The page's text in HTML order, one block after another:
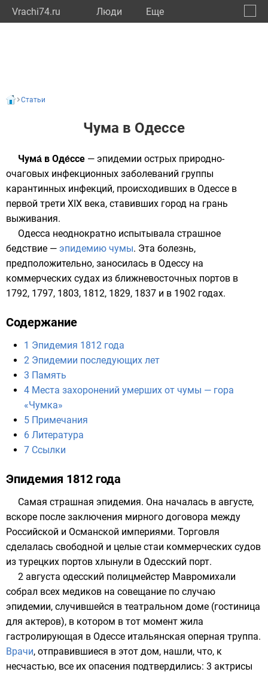
Vrachi74.ru Люди Eще
Статьи
Чума в Одессе
Чума́ в Оде́ссе — эпидемии острых природно-
очаговых инфекционных заболеваний группы
карантинных инфекций, происходивших в Одессе в
первой трети XIX века, ставивших город на грань
выживания.
Одесса неоднократно испытывала страшное
бедствие — эпидемию чумы. Эта болезнь,
предположительно, заносилась в Одессу на
коммерческих судах из ближневосточных портов в
1792, 1797, 1803, 1812, 1829, 1837 и в 1902 годах.
Содержание
1 Эпидемия 1812 года
2 Эпидемии последующих лет
3 Память
4 Места захоронений умерших от чумы — гора
«Чумка»
5 Примечания
6 Литература
7 Ссылки
Эпидемия 1812 года
Самая страшная эпидемия. Она началась в августе,
вскоре после заключения мирного договора между
Российской и Османской империями. Торговля
сделалась свободной и целые стаи коммерческих судов
из турецких портов хлынули в Одесский порт.
2 августа одесский полицмейстер Мавромихали
собрал всех медиков на совещание по случаю
эпидемии, случившейся в театральном доме (гостиница
для актеров), в котором в тот момент жила
гастролирующая в Одессе итальянская оперная труппа.
Врачи, отправившиеся в этот дом, нашли, что, к
несчастью, все их опасения подтвердились: 3 актрисы